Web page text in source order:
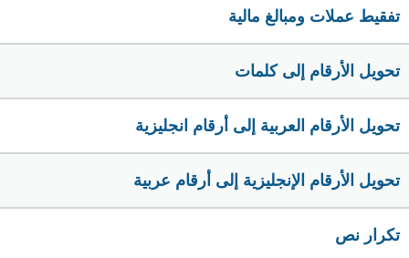
تفقيط عملات ومبالغ مالية
تحويل الأرقام إلى كلمات
تحويل الأرقام العربية إلى أرقام انجليزية
تحويل الأرقام الإنجليزية إلى أرقام عربية
تكرار نص